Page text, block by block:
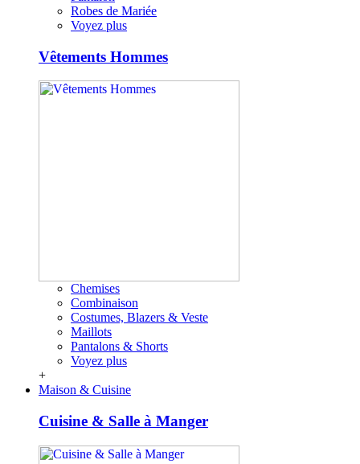
Robes de Mariée
Voyez plus
Vêtements Hommes
Chemises
Combinaison
Costumes, Blazers & Veste
Maillots
Pantalons & Shorts
Voyez plus
+
Maison & Cuisine
Cuisine & Salle à Manger